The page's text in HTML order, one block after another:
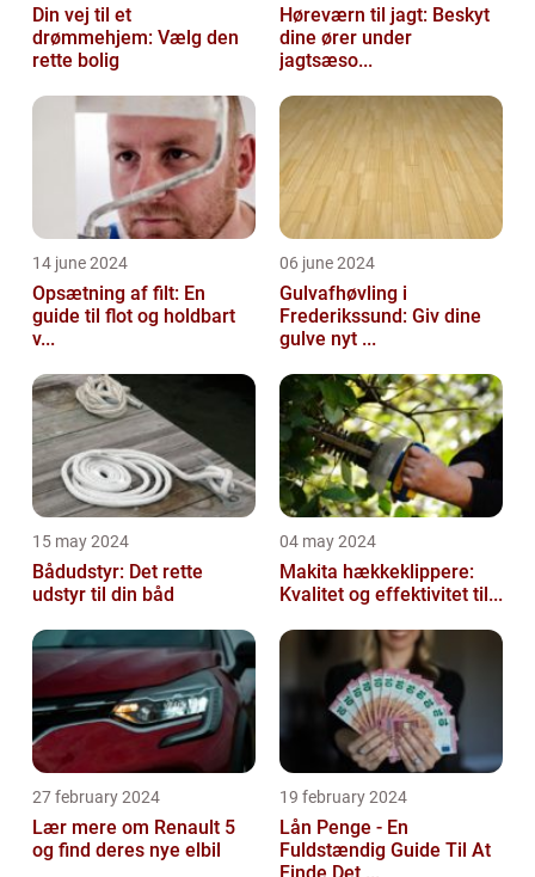
Din vej til et
drømmehjem: Vælg den
rette bolig
Høreværn til jagt: Beskyt
dine ører under
jagtsæso...
14 june 2024
Opsætning af filt: En
guide til flot og holdbart
v...
06 june 2024
Gulvafhøvling i
Frederikssund: Giv dine
gulve nyt ...
15 may 2024
Bådudstyr: Det rette
udstyr til din båd
04 may 2024
Makita hækkeklippere:
Kvalitet og effektivitet til...
27 february 2024
Lær mere om Renault 5
og find deres nye elbil
19 february 2024
Lån Penge - En
Fuldstændig Guide Til At